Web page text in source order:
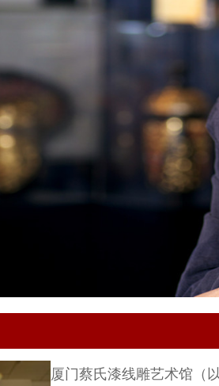
厦门蔡氏漆线雕艺术馆（